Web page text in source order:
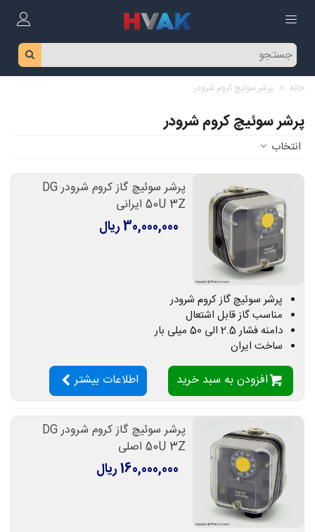
خانه > پرشر سوئیچ کروم شرودر
پرشر سوئیچ کروم شرودر
انتخاب
پرشر سوئیچ گاز کروم شرودر DG
50U 3Z ایرانی
30,000,000 ریال
پرشر سوئیچ گاز کروم شرودر
مناسب گاز قابل اشتعال
دامنه فشار 2.5 الی 50 میلی بار
ساخت ایران
افزودن به سبد خرید اطلاعات بیشتر
پرشر سوئیچ گاز کروم شرودر DG
50U 3Z اصلی
160,000,000 ریال